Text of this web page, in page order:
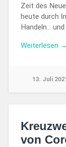
Zeit des
heute durch
Handeln…
Weiterlesen →
13. Juli
von